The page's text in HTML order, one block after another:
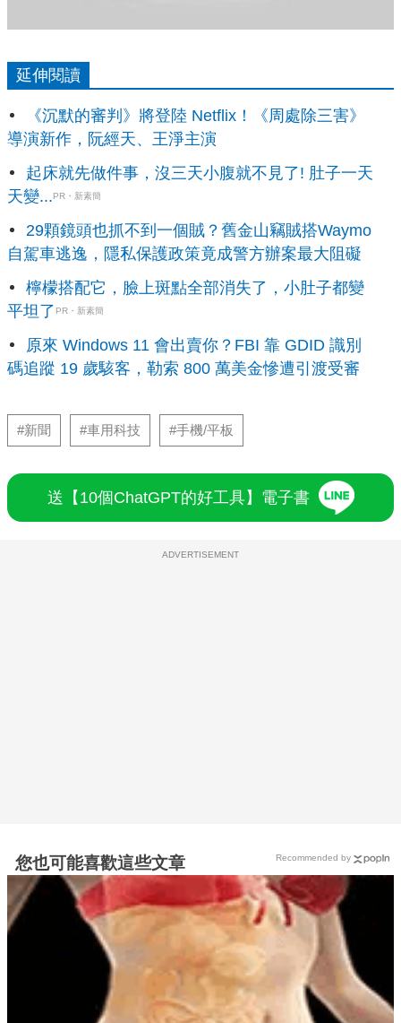
延伸閱讀
《沉默的審判》將登陸 Netflix！《周處除三害》
導演新作，阮經天、王淨主演
起床就先做件事，沒三天小腹就不見了! 肚子一天
天變...PR・新素簡
29顆鏡頭也抓不到一個賊？舊金山竊賊搭Waymo
自駕車逃逸，隱私保護政策竟成警方辦案最大阻礙
檸檬搭配它，臉上斑點全部消失了，小肚子都變
平坦了 PR・新素簡
原來 Windows 11 會出賣你？FBI 靠 GDID 識別
碼追蹤 19 歲駭客，勒索 800 萬美金慘遭引渡受審
#新聞 #車用科技 #手機/平板
送【10個ChatGPT的好工具】電子書
ADVERTISEMENT
您也可能喜歡這些文章 Recommended by